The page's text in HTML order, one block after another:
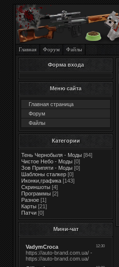
Главная Форум Файлы
Форма входа
Меню сайта
Главная страница
Форум
Файлы
Категории
Тень Чернобыля - Моды [84]
Чистое Небо - Моды [0]
Зов Припяти - Моды [0]
Шаблоны сталкер [0]
Иконки,графика [143]
Скриншоты [4]
Программы [2]
Разное [1]
Карты [21]
Патчи [0]
Мини-чат